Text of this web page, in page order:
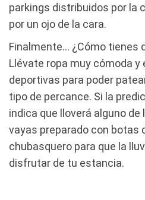
parkings distribuidos por la
por un ojo de la cara.
Finalmente… ¿Cómo tienes
Llévate ropa muy cómoda y
deportivas para poder
tipo de percance. Si la
indica que lloverá alguno
vayas preparado con botas
chubasquero para que la
disfrutar de tu estancia.